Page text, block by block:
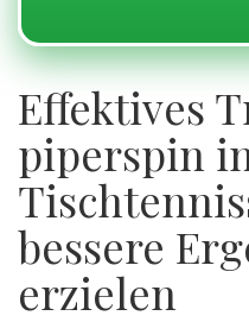
Effektives
piperspin
bessere
erzielen